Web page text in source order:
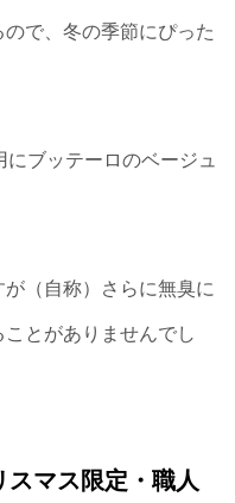
で、冬の季節にぴった
ブッテーロのベージュ
（自称）さらに無臭に
とがありませんでし
マス限定・職人